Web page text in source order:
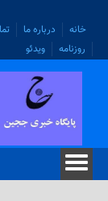
خانه
درباره ما
روزنامه
ویدئو